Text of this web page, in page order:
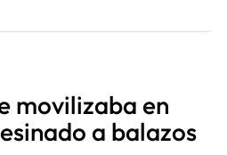
movilizaba en
a balazos